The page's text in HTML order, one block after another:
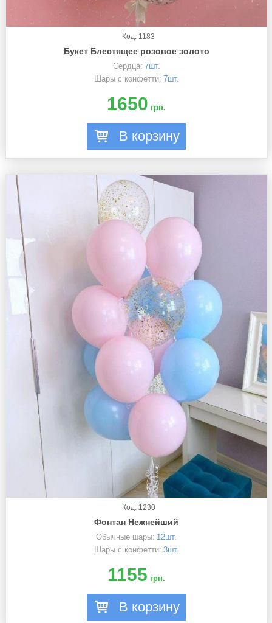
Код: 1183
Букет Блестящее розовое золото
Сердца: 7шт.
Шары с конфетти: 7шт.
1650 грн.
В корзину
Код: 1230
Фонтан Нежнейший
Обычные шары: 12шт.
Шары с конфетти: 3шт.
1155 грн.
В корзину